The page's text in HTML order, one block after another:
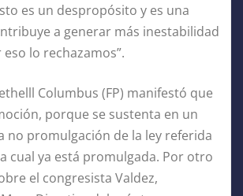
es un despropósito y es una
a generar más inestabilidad
lo rechazamos”.
Columbus (FP) manifestó que
porque se sustenta en un
no promulgación de la ley referida
cual ya está promulgada. Por otro
el congresista Valdez,